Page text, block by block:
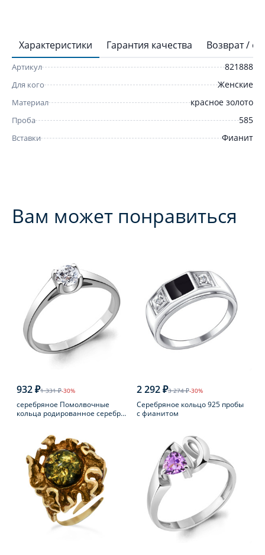
Характеристики Гарантия качества Возврат /
Артикул 821888
Для кого Женские
Материал красное золото
Проба 585
Вставки Фианит
Вам может понравиться
932 ₽1 331 ₽-30%
серебряное Помолвочные
кольца родированное серебро
2 292 ₽3 274 ₽-30%
Серебряное кольцо 925 пробы
с фианитом